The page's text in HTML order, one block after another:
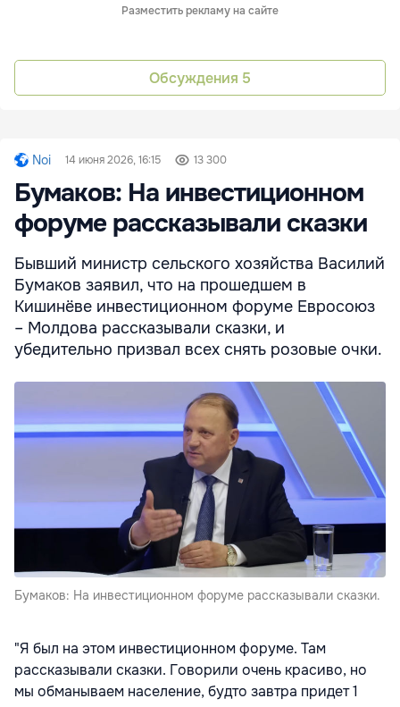
Разместить рекламу на сайте
Обсуждения 5
Noi 14 июня 2026, 16:15 13 300
Бумаков: На инвестиционном
форуме рассказывали сказки
Бывший министр сельского хозяйства Василий
Бумаков заявил, что на прошедшем в
Кишинёве инвестиционном форуме Евросоюз
– Молдова рассказывали сказки, и
убедительно призвал всех снять розовые очки.
Бумаков: На инвестиционном форуме рассказывали сказки.
"Я был на этом инвестиционном форуме. Там
рассказывали сказки. Говорили очень красиво, но
мы обманываем население, будто завтра придет 1